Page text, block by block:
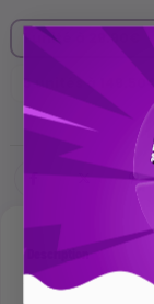
1 unité à 29.90€
5 unités à 149.50€
Description